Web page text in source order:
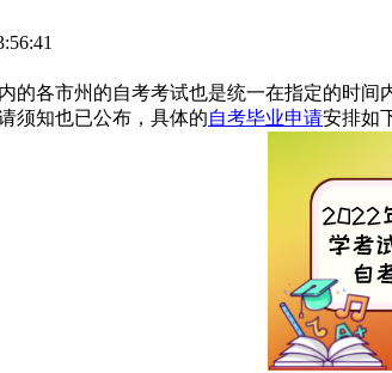
的各市州的自考考试也是统一在指定的时
须知也已公布，具体的自考毕业申请安排如